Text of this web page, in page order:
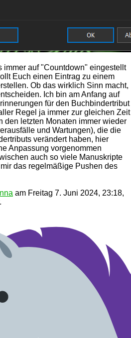
immer auf "Countdown" eingestellt
Euch einen Eintrag zu einem
Ob das wirklich Sinn macht,
Ich bin am Anfang auf
für den Buchbindertribut
Regel ja immer zur gleichen Zeit
den letzten Monaten immer wieder
und Wartungen), die die
verändert haben, hier
Anpassung vorgenommen
auch so viele Manuskripte
das regelmäßige Pushen des
am Freitag 7. Juni 2024, 23:18,